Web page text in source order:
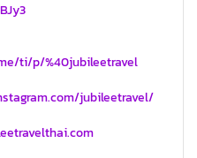
ti/p/%40jubileetravel
jubileetravel/